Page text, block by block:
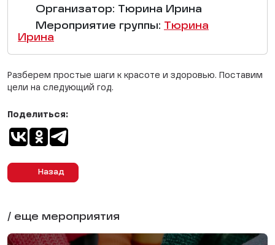
Организатор: Тюрина Ирина
Мероприятие группы:
Тюрина
Ирина
Разберем простые шаги к красоте и здоровью. Поставим
цели на следующий год.
Назад
Поделиться:
/ еще мероприятия